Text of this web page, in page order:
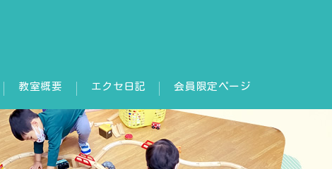
教室概要 エクセ日記 会員限定ページ